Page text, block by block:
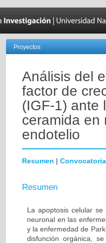
Proyectos
Análisis del
factor de
(IGF-1) ante
ceramida en
endotelio
Resumen | Convocatoria
Resumen
La apoptosis celular
neuronal en las
y la enfermedad de
disfunción orgánica,